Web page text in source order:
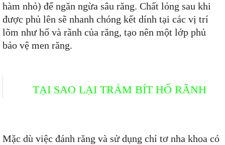
hàm nhỏ) để ngăn ngừa sâu răng. Chất lỏng sau khi
được phủ lên sẽ nhanh chóng kết dính tại các vị trí
lõm như hố và rãnh của răng, tạo nên một lớp phủ
bảo vệ men răng.
TẠI SAO LẠI TRÁM BÍT HỐ RÃNH
Mặc dù việc đánh răng và sử dụng chỉ tơ nha khoa có